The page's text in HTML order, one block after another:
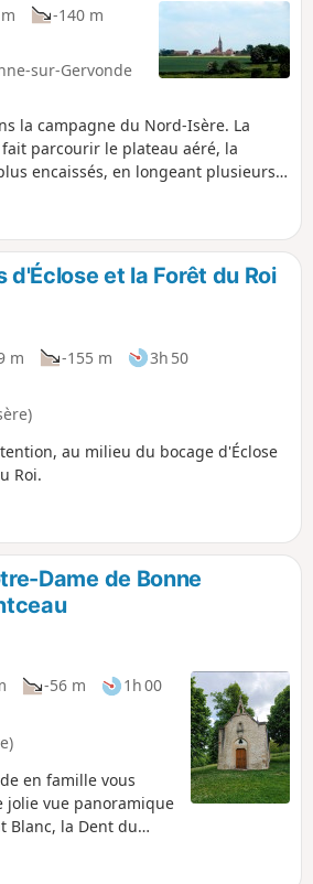
-140 m
sur-Gervonde
la campagne du Nord-Isère. La
parcourir le plateau aéré, la
encaissés, en longeant plusieurs
d'Éclose et la Forêt du Roi
m -155 m
3h 50
au milieu du bocage d'Éclose
Roi.
Dame de Bonne
-56 m
1h 00
en famille vous
jolie vue panoramique
Blanc, la Dent du